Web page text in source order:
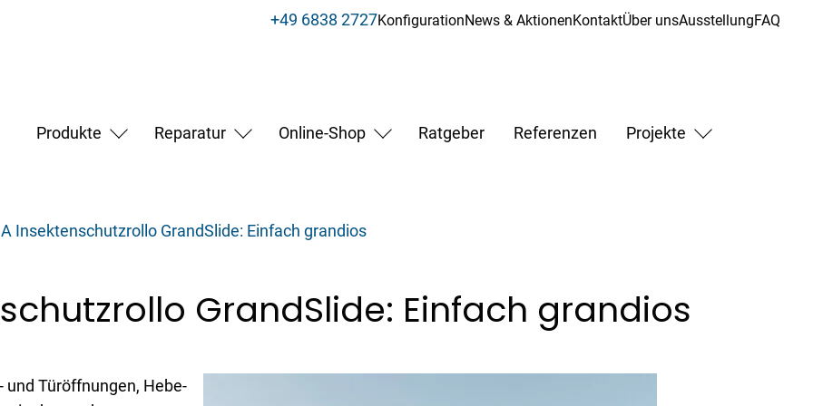
+49 6838 2727KonfigurationNews & AktionenKontaktÜber unsAusstellungFAQ
Produkte Reparatur Online-Shop Ratgeber Referenzen Projekte
Insektenschutzrollo GrandSlide: Einfach grandios
GrandSlide: Einfach grandios
Türöffnungen, Hebe-